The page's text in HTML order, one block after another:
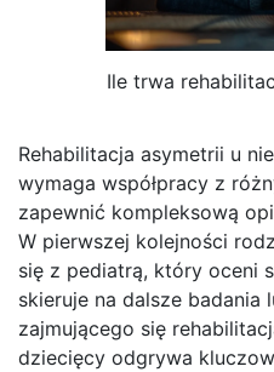
Ile trwa
Rehabilitacja asymetrii u
wymaga współpracy z
zapewnić kompleksową
W pierwszej kolejności
się z pediatrą, który oceni
skieruje na dalsze badania
zajmującego się
dziecięcy odgrywa